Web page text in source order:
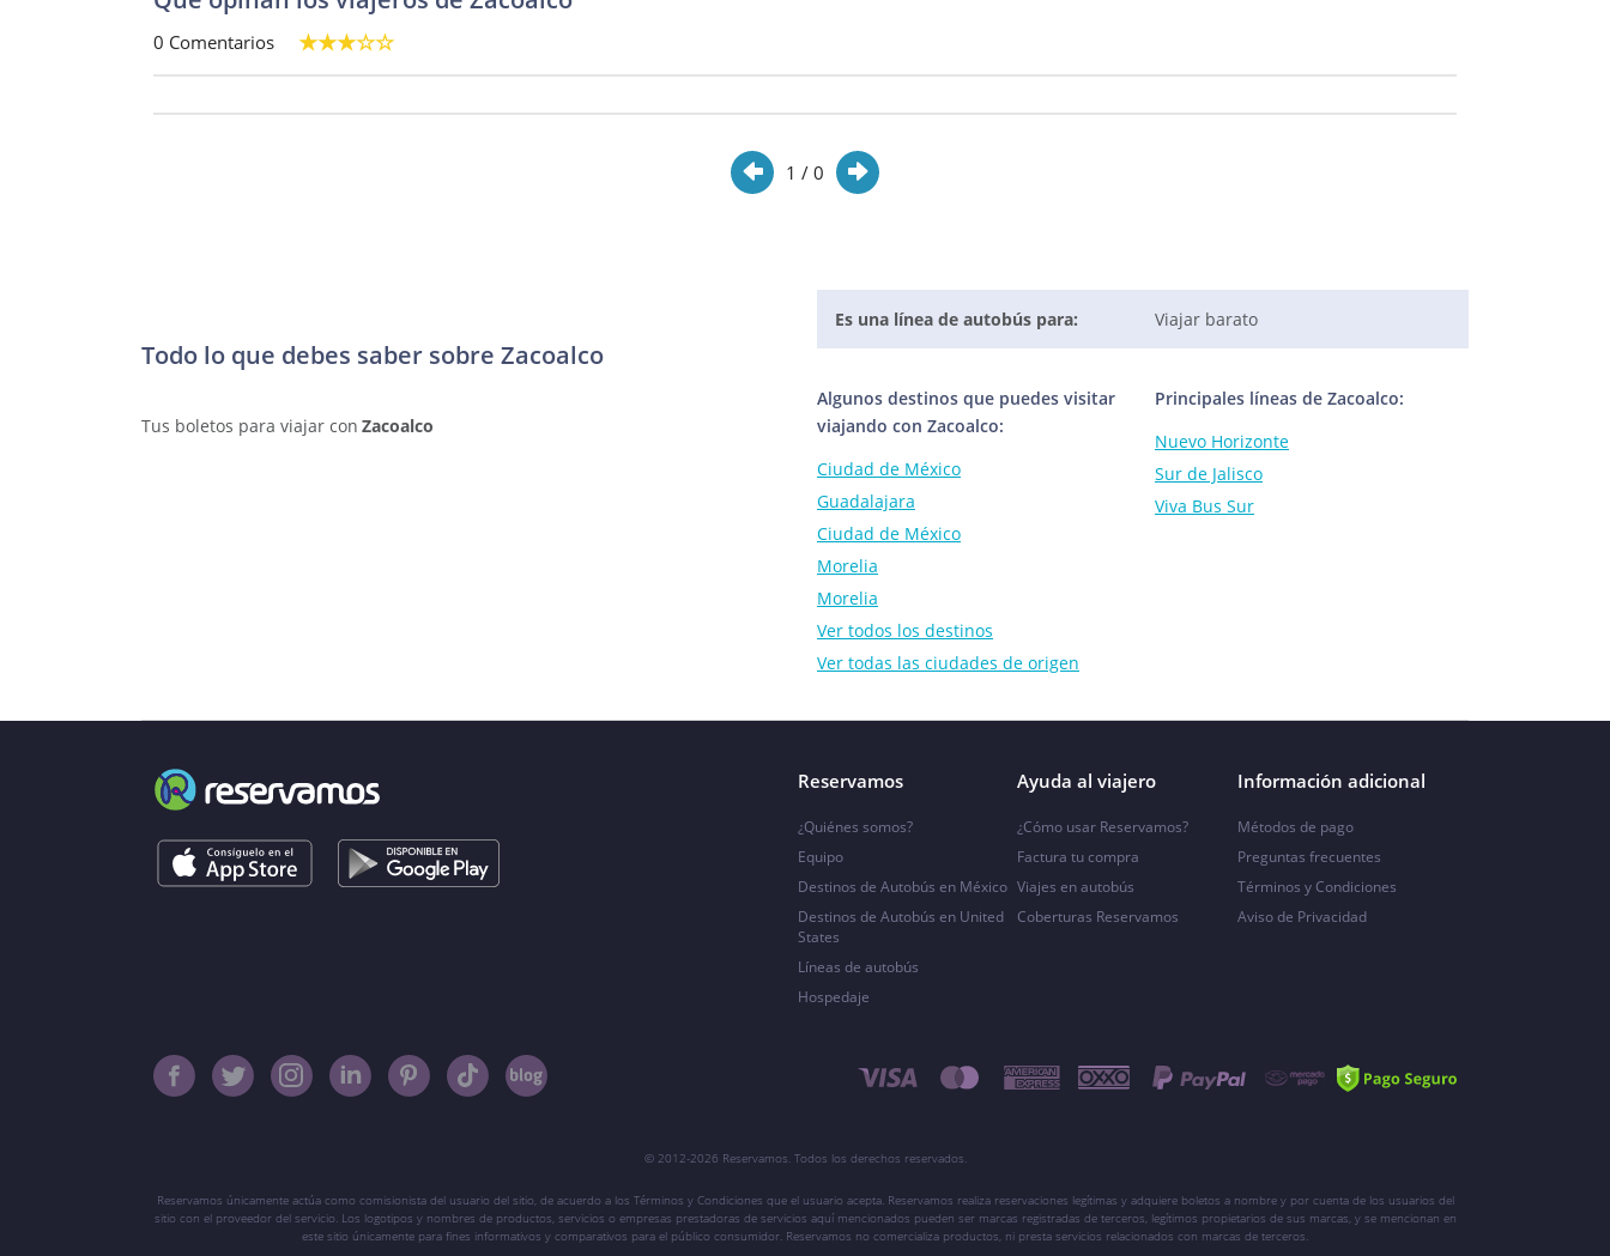
0 Comentarios
1 / 0
Todo lo que debes saber sobre Zacoalco
Tus boletos para viajar con Zacoalco
Es una línea de autobús para: Viajar barato
Algunos destinos que puedes visitar
viajando con Zacoalco:
Ciudad de México
Guadalajara
Ciudad de México
Morelia
Morelia
Ver todos los destinos
Ver todas las ciudades de origen
Principales líneas de Zacoalco:
Nuevo Horizonte
Sur de Jalisco
Viva Bus Sur
Reservamos
¿Quiénes somos?
Equipo
Destinos de Autobús en México
Destinos de Autobús en United
States
Líneas de autobús
Hospedaje
Ayuda al viajero
¿Cómo usar Reservamos?
Factura tu compra
Viajes en autobús
Coberturas Reservamos
Información adicional
Métodos de pago
Preguntas frecuentes
Términos y Condiciones
Aviso de Privacidad
© 2012-2026 Reservamos. Todos los derechos reservados.
Reservamos únicamente actúa como comisionista del usuario del sitio, de acuerdo a los Términos y Condiciones que el usuario acepta. Reservamos realiza reservaciones legítimas y adquiere boletos a nombre y por cuenta de los usuarios del
sitio con el proveedor del servicio. Los logotipos y nombres de productos, servicios o empresas prestadoras de servicios aquí mencionados pueden ser marcas registradas de terceros, legítimos propietarios de sus marcas, y se mencionan en
este sitio únicamente para fines informativos y comparativos para el público consumidor. Reservamos no comercializa productos, ni presta servicios relacionados con marcas de terceros.